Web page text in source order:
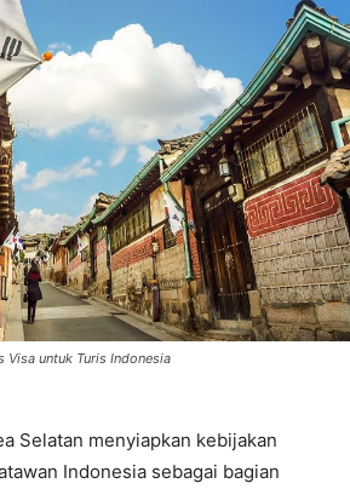
Visa untuk Turis Indonesia
Selatan menyiapkan kebijakan
Indonesia sebagai bagian